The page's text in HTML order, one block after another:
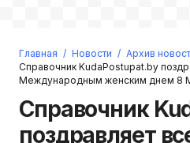
Войти
Прислать
Главная / Новости / Архив
Справочник KudaPostupat.by
Международным женским днем 8
Справочник
поздравляет